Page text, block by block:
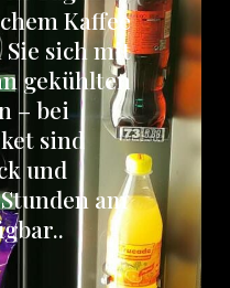
Kaffee
sich mit
gekühlten
– bei
sind
und
am